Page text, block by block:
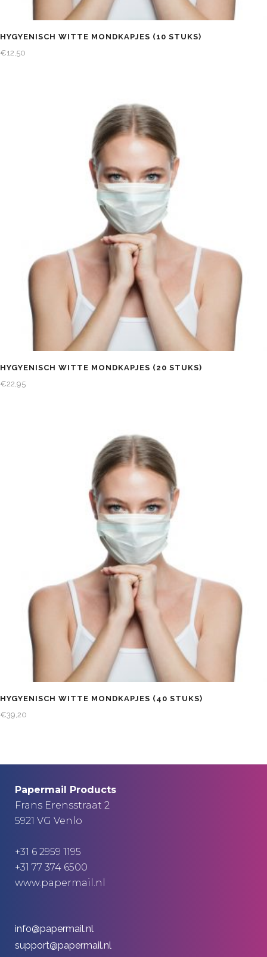
HYGYENISCH WITTE MONDKAPJES (10 STUKS)
€12,50
HYGYENISCH WITTE MONDKAPJES (20 STUKS)
€22,95
HYGYENISCH WITTE MONDKAPJES (40 STUKS)
€39,20
Papermail Products
Frans Erensstraat 2
5921 VG Venlo
+31 6 2959 1195
+31 77 374 6500
www.papermail.nl
info@papermail.nl
support@papermail.nl